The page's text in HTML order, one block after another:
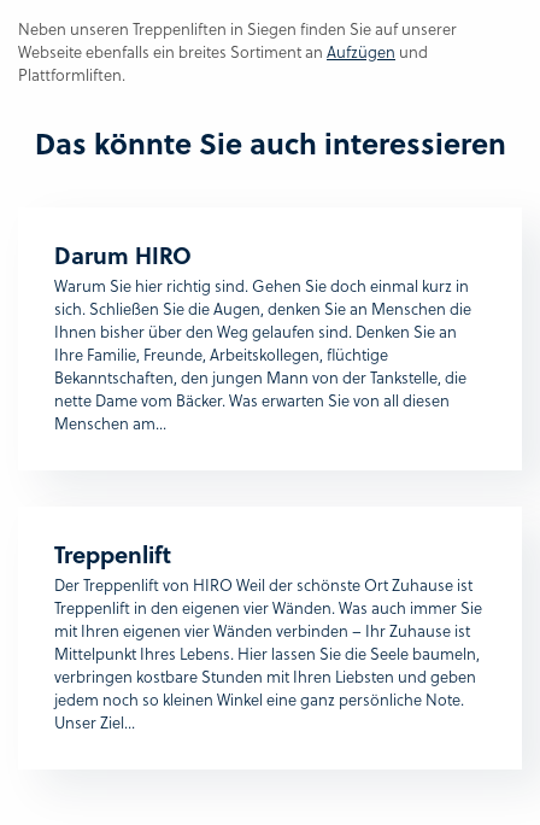
Neben unseren Treppenliften in Siegen finden Sie auf unserer
Webseite ebenfalls ein breites Sortiment an Aufzügen und
Plattformliften.
Das könnte Sie auch interessieren
Darum HIRO
Warum Sie hier richtig sind. Gehen Sie doch einmal kurz in
sich. Schließen Sie die Augen, denken Sie an Menschen die
Ihnen bisher über den Weg gelaufen sind. Denken Sie an
Ihre Familie, Freunde, Arbeitskollegen, flüchtige
Bekanntschaften, den jungen Mann von der Tankstelle, die
nette Dame vom Bäcker. Was erwarten Sie von all diesen
Menschen am...
Treppenlift
Der Treppenlift von HIRO Weil der schönste Ort Zuhause ist
Treppenlift in den eigenen vier Wänden. Was auch immer Sie
mit Ihren eigenen vier Wänden verbinden – Ihr Zuhause ist
Mittelpunkt Ihres Lebens. Hier lassen Sie die Seele baumeln,
verbringen kostbare Stunden mit Ihren Liebsten und geben
jedem noch so kleinen Winkel eine ganz persönliche Note.
Unser Ziel...